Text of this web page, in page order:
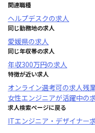
関連職種
ヘルプデスクの求人
同じ勤務地の求人
愛媛県の求人
同じ年収帯の求人
年収300万円の求人
特徴が近い求人
オンライン選考可の求人残
女性エンジニアが活躍中の
求人検索ページに戻る
ITエンジニア・デザイナー